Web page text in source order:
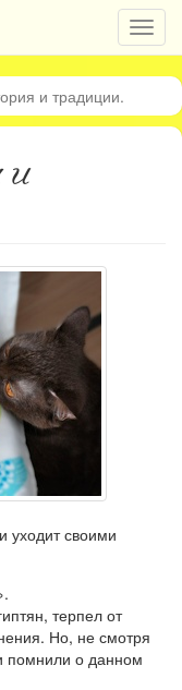
и традиции.
уходит своими
терпел от
Но, не смотря
помнили о данном